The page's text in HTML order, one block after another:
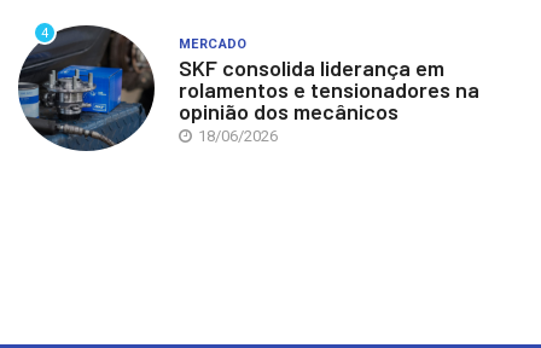
4
MERCADO
SKF consolida liderança em
rolamentos e tensionadores na
opinião dos mecânicos
18/06/2026